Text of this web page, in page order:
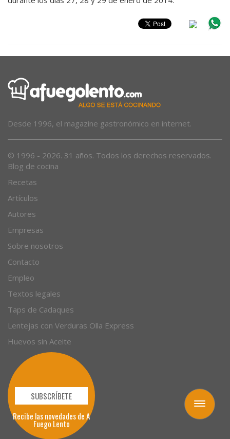
Toggle
navigation
Desde 1996, el magazine gastronómico en internet.
© 1996 - 2026. 31 años. Todos los derechos reservados.
Blog de cocina
Recetas
Artículos
Autores
Empresas
Sobre nosotros
Contacto
Empleo
Textos legales
Taps de Cadaques
Lentejas con Verduras Olla Express
Huevos sin Aceite
SUBSCRÍBETE
Recibe las novedades de A
Fuego Lento